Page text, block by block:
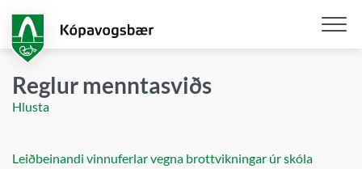
aðalefni
Reglur menntasviðs
Hlusta
Leiðbeinandi vinnuferlar vegna brottvikningar úr skóla
Opna